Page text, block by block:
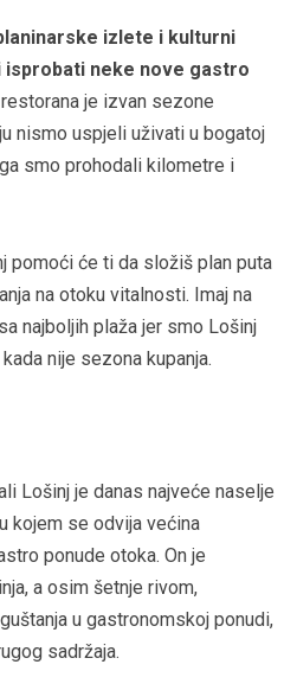
izlete i kulturni
neke nove gastro
je izvan sezone
nismo uspjeli uživati u bogatoj
smo prohodali kilometre i
pomoći će ti da složiš plan puta
na otoku vitalnosti. Imaj na
najboljih plaža jer smo Lošinj
nije sezona kupanja.
Lošinj je danas najveće naselje
kojem se odvija većina
ponude otoka. On je
a osim šetnje rivom,
u gastronomskoj ponudi,
sadržaja.